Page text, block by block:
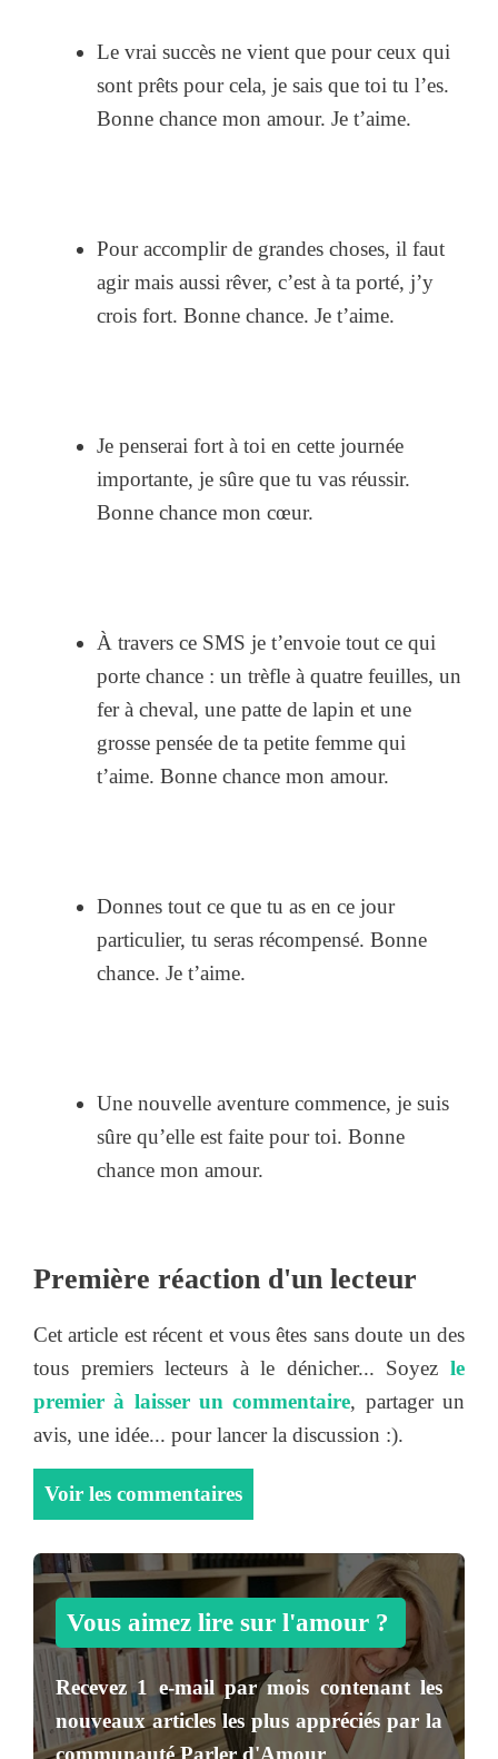
Le vrai succès ne vient que pour ceux qui
sont prêts pour cela, je sais que toi tu l’es.
Bonne chance mon amour. Je t’aime.
Pour accomplir de grandes choses, il faut
agir mais aussi rêver, c’est à ta porté, j’y
crois fort. Bonne chance. Je t’aime.
Je penserai fort à toi en cette journée
importante, je sûre que tu vas réussir.
Bonne chance mon cœur.
À travers ce SMS je t’envoie tout ce qui
porte chance : un trèfle à quatre feuilles, un
fer à cheval, une patte de lapin et une
grosse pensée de ta petite femme qui
t’aime. Bonne chance mon amour.
Donnes tout ce que tu as en ce jour
particulier, tu seras récompensé. Bonne
chance. Je t’aime.
Une nouvelle aventure commence, je suis
sûre qu’elle est faite pour toi. Bonne
chance mon amour.
Première réaction d'un lecteur
Cet article est récent et vous êtes sans doute un des
tous premiers lecteurs à le dénicher... Soyez le
premier à laisser un commentaire, partager un
avis, une idée... pour lancer la discussion :).
Voir les commentaires
Vous aimez lire sur l'amour ?
Recevez1 e-mail par mois contenant les
nouveaux articles les plus appréciés par la
communautéParler d'Amour